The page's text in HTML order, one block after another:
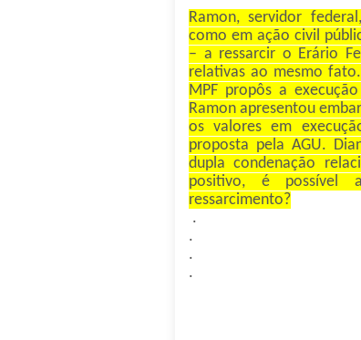
Ramon, servidor
como em ação civil
– a ressarcir o Erário
relativas ao mesmo
MPF propôs a
Ramon apresentou
os valores em
proposta pela AGU.
dupla condenação
positivo, é possível
ressarcimento?
.
.
.
.